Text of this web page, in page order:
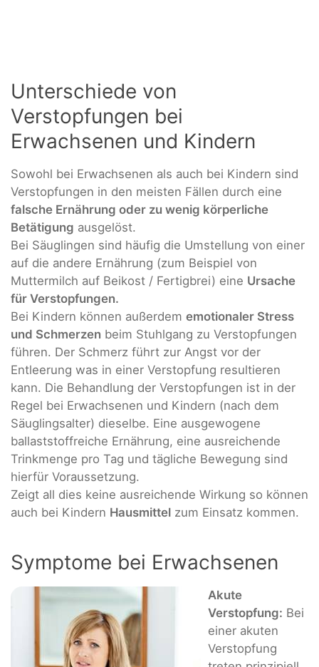
Unterschiede von
Verstopfungen bei
Erwachsenen und Kindern
Sowohl bei Erwachsenen als auch bei Kindern sind
Verstopfungen in den meisten Fällen durch eine
falsche Ernährung oder zu wenig körperliche
Betätigung ausgelöst.
Bei Säuglingen sind häufig die Umstellung von einer
auf die andere Ernährung (zum Beispiel von
Muttermilch auf Beikost / Fertigbrei) eine Ursache
für Verstopfungen.
Bei Kindern können außerdem emotionaler Stress
und Schmerzen beim Stuhlgang zu Verstopfungen
führen. Der Schmerz führt zur Angst vor der
Entleerung was in einer Verstopfung resultieren
kann. Die Behandlung der Verstopfungen ist in der
Regel bei Erwachsenen und Kindern (nach dem
Säuglingsalter) dieselbe. Eine ausgewogene
ballaststoffreiche Ernährung, eine ausreichende
Trinkmenge pro Tag und tägliche Bewegung sind
hierfür Voraussetzung.
Zeigt all dies keine ausreichende Wirkung so können
auch bei Kindern Hausmittel zum Einsatz kommen.
Symptome bei Erwachsenen
Akute
Verstopfung: Bei
einer akuten
Verstopfung